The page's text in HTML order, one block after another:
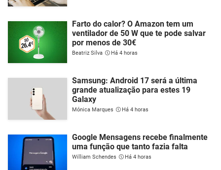
Farto do calor? O Amazon tem um
ventilador de 50 W que te pode salvar
por menos de 30€
Beatriz Silva Há 4 horas
Samsung: Android 17 será a última
grande atualização para estes 19
Galaxy
Mónica Marques Há 4 horas
Google Mensagens recebe finalmente
uma função que tanto fazia falta
William Schendes Há 4 horas